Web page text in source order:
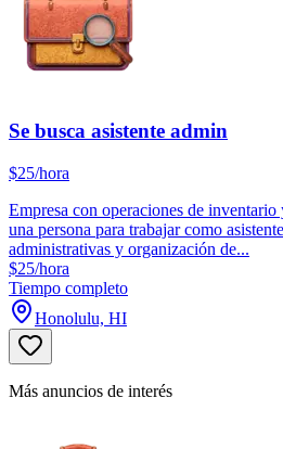
Se busca asistente admin
$25/hora
Empresa con operaciones de inventario
una persona para trabajar como
administrativas y organización de...
$25/hora
Tiempo completo
Honolulu, HI
Más anuncios de interés